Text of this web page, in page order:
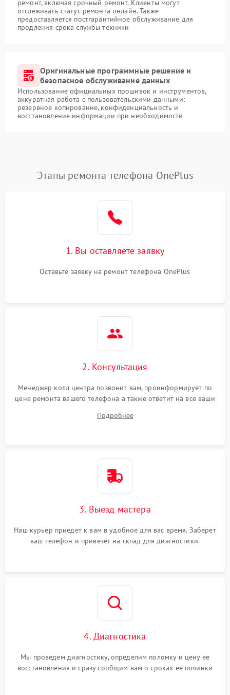
ремонт, включая срочный ремонт. Клиенты могут
отслеживать статус ремонта онлайн. Также
предоставляется постгарантийное обслуживание для
продления срока службы техники
Оригинальные программные решение и
безопасное обслуживание данных
Использование официальных прошивок и инструментов,
аккуратная работа с пользовательскими данными:
резервное копирование, конфиденциальность и
восстановление информации при необходимости
Этапы ремонта телефона OnePlus
1. Вы оставляете заявку
Оставьте заявку на ремонт телефона OnePlus
2. Консультация
Менеджер колл центра позвонит вам, проинформирует по
цене ремонта вашего телефона а также ответит на все ваши
Подробнее
3. Выезд мастера
Наш курьер приедет к вам в удобное для вас время. Заберет
ваш телефон и привезет на склад для диагностики.
4. Диагностика
Мы проведем диагностику, определим поломку и цену ее
восстановления и сразу сообщим вам о сроках ее починки